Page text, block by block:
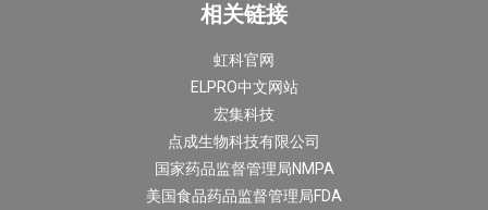
相关链接
虹科官网
ELPRO中文网站
宏集科技
点成生物科技有限公司
国家药品监督管理局NMPA
美国食品药品监督管理局FDA